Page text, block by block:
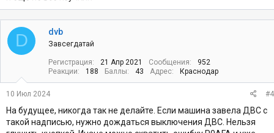
D dvb
Завсегдатай
Регистрация 21 Апр 2021 Сообщения
952
Реакции
188 Баллы 43 Адрес Краснодар
10 Июл 2024 #4
На будущее, никогда так не делайте. Если машина завела ДВС с
такой надписью, нужно дождаться выключения ДВС. Нельзя